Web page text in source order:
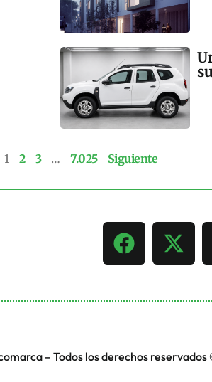
1 2 3 … 7.025 Siguiente
– Todos los derechos